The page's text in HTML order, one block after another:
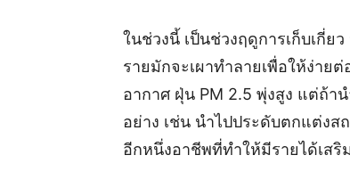
ในช่วงนี้ เป็นช่วงฤดูการเก็บเกี่ย
รายมักจะเผาทำลายเพื่อให้ง่าย
อากาศ ฝุ่น PM 2.5 พุ่งสูง แต่ถ้า
อย่าง เช่น นำไปประดับตกแต่งส
อีกหนึ่งอาชีพที่ทำให้มีรายได้เสริ